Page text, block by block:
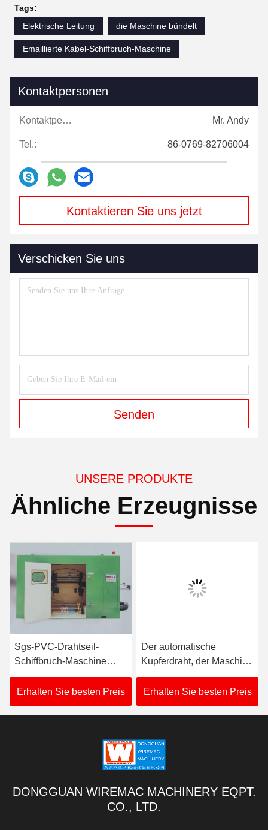
Tags:
Elektrische Leitung
die Maschine bündelt
Emaillierte Kabel-Schiffbruch-Maschine
Kontaktpersonen
Kontaktpersonen: Mr. Andy
Tel.: 86-0769-82706004
Kontaktieren Sie uns jetzt
Verschicken Sie uns
Senden
UNSERE PRODUKTE
Ähnliche Erzeugnisse
Sgs-PVC-Drahtseil-
Schiffbruch-Maschine
20HP manueller Spulen-
Aufzug Wechselstroms
Erhalten Sie besten Preis
Der automatische
Kupferdraht, der Maschine
3350KG bündelt,
schießen Höhe 850mm in
die Höhe
Erhalten Sie besten Preis
DONGGUAN WIREMAC MACHINERY EQPT.
CO., LTD.